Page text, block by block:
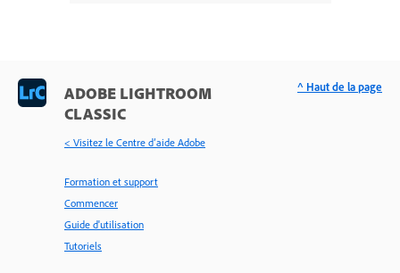
ADOBE LIGHTROOM
CLASSIC
< Visitez le Centre d’aide Adobe
Formation et support
Commencer
Guide d'utilisation
Tutoriels
^ Haut de la page